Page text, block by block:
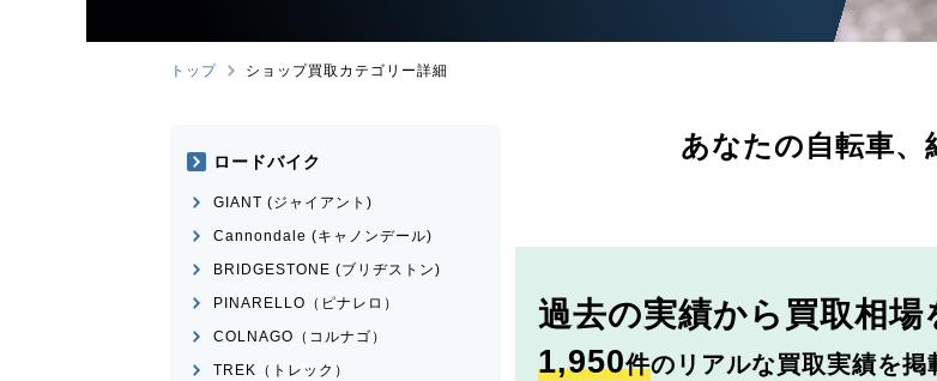
トップ ショップ買取カテゴリー詳細
あなたの自転車、
過去の実績から 買取相場
1,950件のリアルな買取実績を掲
ロードバイク
GIANT (ジャイアント)
Cannondale (キャノンデール)
BRIDGESTONE (ブリヂストン)
PINARELLO（ピナレロ）
COLNAGO（コルナゴ）
TREK（トレック）